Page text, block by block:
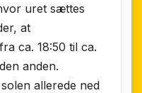
uret sættes
at
ca. 18:50 til ca.
anden.
allerede ned